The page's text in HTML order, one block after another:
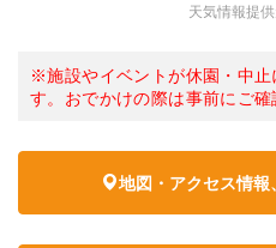
天気情報提
※施設やイベントが休園・中止
す。おでかけの際は事前にご確
地図・アクセス情